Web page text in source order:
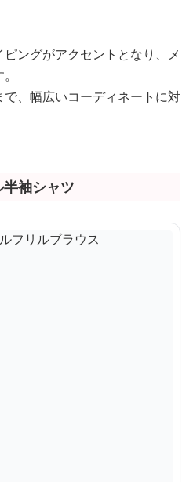
ングがアクセントとなり、メ
、幅広いコーディネートに対
袖シャツ